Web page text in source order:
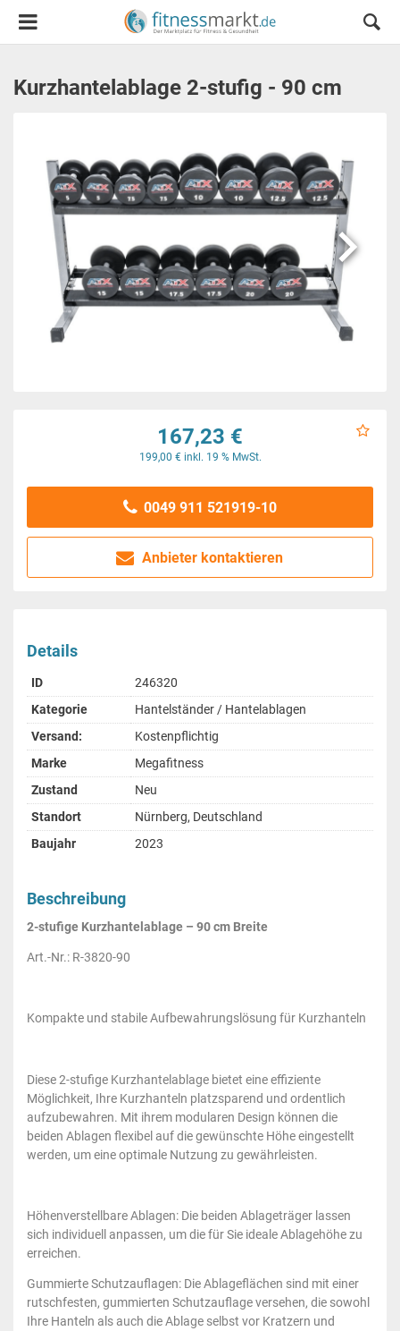
Kurzhantelablage 2-stufig - 90 cm

167,23 €
199,00 € inkl. 19 % MwSt.
0049 911 521919-10
Anbieter kontaktieren
Details
ID
246320
Kategorie
Hantelständer / Hantelablagen
Versand:
Kostenpflichtig
Marke
Megafitness
Zustand
Neu
Standort
Nürnberg, Deutschland
Baujahr
2023
Beschreibung
2-stufige Kurzhantelablage – 90 cm Breite
Art.-Nr.: R-3820-90
Kompakte und stabile Aufbewahrungslösung für Kurzhanteln
Diese 2-stufige Kurzhantelablage bietet eine effiziente
Möglichkeit, Ihre Kurzhanteln platzsparend und ordentlich
aufzubewahren. Mit ihrem modularen Design können die
beiden Ablagen flexibel auf die gewünschte Höhe eingestellt
werden, um eine optimale Nutzung zu gewährleisten.
Höhenverstellbare Ablagen: Die beiden Ablageträger lassen
sich individuell anpassen, um die für Sie ideale Ablagehöhe zu
erreichen.
Gummierte Schutzauflagen: Die Ablageflächen sind mit einer
rutschfesten, gummierten Schutzauflage versehen, die sowohl
Ihre Hanteln als auch die Ablage selbst vor Kratzern und